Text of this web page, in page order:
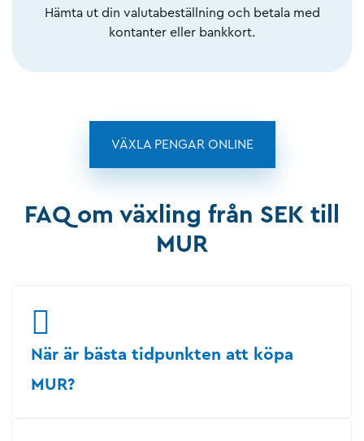
Hämta ut din valutabeställning och betala med
kontanter eller bankkort.
VÄXLA PENGAR ONLINE
FAQ om växling från SEK till
MUR
När är bästa tidpunkten att köpa
MUR?